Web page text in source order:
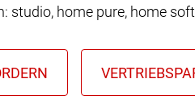
studio, home pure, home